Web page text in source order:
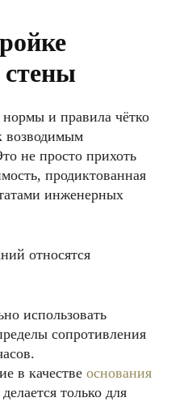
стены
и правила чётко
возводимым
не просто прихоть
продиктованная
инженерных
относятся
использовать
сопротивления
в качестве основания
только для